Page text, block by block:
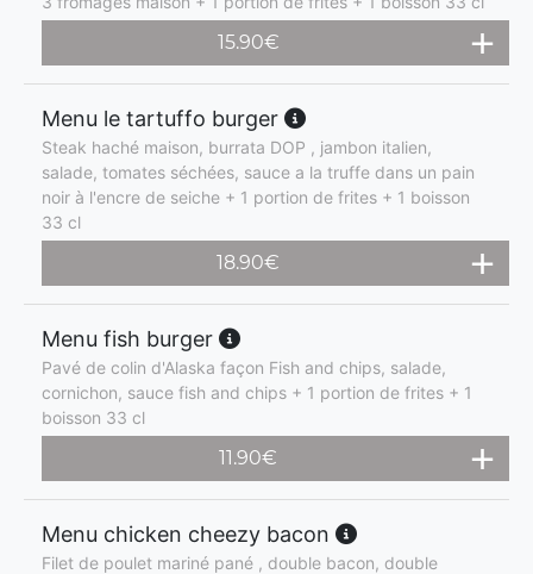
15.90€
Menu le tartuffo burger
Steak haché maison, burrata DOP , jambon italien,
salade, tomates séchées, sauce a la truffe dans un pain
noir à l'encre de seiche + 1 portion de frites + 1 boisson
33 cl
18.90€
Menu fish burger
Pavé de colin d'Alaska façon Fish and chips, salade,
cornichon, sauce fish and chips + 1 portion de frites + 1
boisson 33 cl
11.90€
Menu chicken cheezy bacon
Filet de poulet mariné pané , double bacon, double